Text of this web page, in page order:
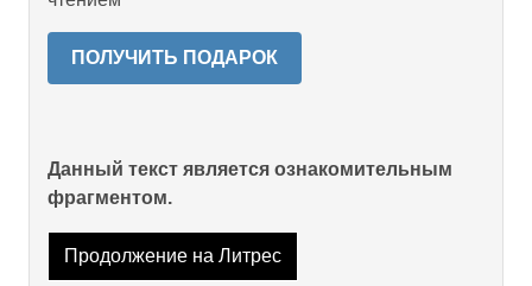
ПОЛУЧИТЬ ПОДАРОК
Данный текст является ознакомительным
фрагментом.
Продолжение на Литрес